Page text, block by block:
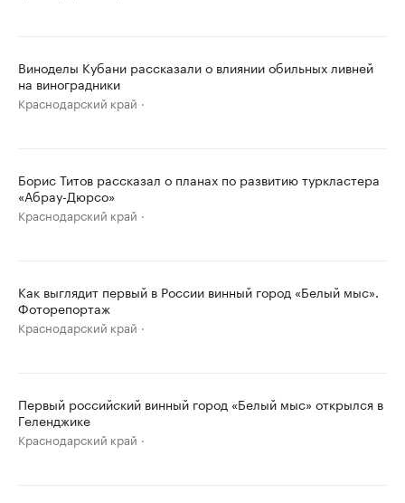
Виноделы Кубани рассказали о влиянии обильных ливней
на виноградники
Краснодарский край
Борис Титов рассказал о планах по развитию туркластера
«Абрау-Дюрсо»
Краснодарский край
Как выглядит первый в России винный город «Белый мыс».
Фоторепортаж
Краснодарский край
Первый российский винный город «Белый мыс» открылся в
Геленджике
Краснодарский край